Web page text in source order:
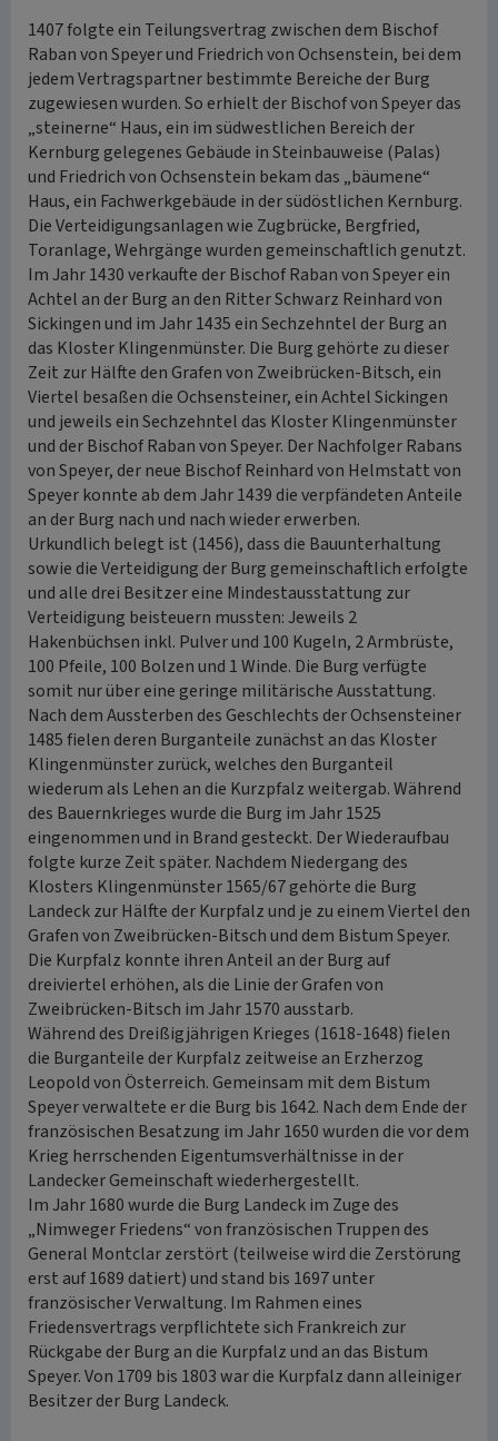
1407 folgte ein Teilungsvertrag zwischen dem Bischof
Raban von Speyer und Friedrich von Ochsenstein, bei dem
jedem Vertragspartner bestimmte Bereiche der Burg
zugewiesen wurden. So erhielt der Bischof von Speyer das
„steinerne“ Haus, ein im südwestlichen Bereich der
Kernburg gelegenes Gebäude in Steinbauweise (Palas)
und Friedrich von Ochsenstein bekam das „bäumene“
Haus, ein Fachwerkgebäude in der südöstlichen Kernburg.
Die Verteidigungsanlagen wie Zugbrücke, Bergfried,
Toranlage, Wehrgänge wurden gemeinschaftlich genutzt.
Im Jahr 1430 verkaufte der Bischof Raban von Speyer ein
Achtel an der Burg an den Ritter Schwarz Reinhard von
Sickingen und im Jahr 1435 ein Sechzehntel der Burg an
das Kloster Klingenmünster. Die Burg gehörte zu dieser
Zeit zur Hälfte den Grafen von Zweibrücken-Bitsch, ein
Viertel besaßen die Ochsensteiner, ein Achtel Sickingen
und jeweils ein Sechzehntel das Kloster Klingenmünster
und der Bischof Raban von Speyer. Der Nachfolger Rabans
von Speyer, der neue Bischof Reinhard von Helmstatt von
Speyer konnte ab dem Jahr 1439 die verpfändeten Anteile
an der Burg nach und nach wieder erwerben.
Urkundlich belegt ist (1456), dass die Bauunterhaltung
sowie die Verteidigung der Burg gemeinschaftlich erfolgte
und alle drei Besitzer eine Mindestausstattung zur
Verteidigung beisteuern mussten: Jeweils 2
Hakenbüchsen inkl. Pulver und 100 Kugeln, 2 Armbrüste,
100 Pfeile, 100 Bolzen und 1 Winde. Die Burg verfügte
somit nur über eine geringe militärische Ausstattung.
Nach dem Aussterben des Geschlechts der Ochsensteiner
1485 fielen deren Burganteile zunächst an das Kloster
Klingenmünster zurück, welches den Burganteil
wiederum als Lehen an die Kurzpfalz weitergab. Während
des Bauernkrieges wurde die Burg im Jahr 1525
eingenommen und in Brand gesteckt. Der Wiederaufbau
folgte kurze Zeit später. Nachdem Niedergang des
Klosters Klingenmünster 1565/67 gehörte die Burg
Landeck zur Hälfte der Kurpfalz und je zu einem Viertel den
Grafen von Zweibrücken-Bitsch und dem Bistum Speyer.
Die Kurpfalz konnte ihren Anteil an der Burg auf
dreiviertel erhöhen, als die Linie der Grafen von
Zweibrücken-Bitsch im Jahr 1570 ausstarb.
Während des Dreißigjährigen Krieges (1618-1648) fielen
die Burganteile der Kurpfalz zeitweise an Erzherzog
Leopold von Österreich. Gemeinsam mit dem Bistum
Speyer verwaltete er die Burg bis 1642. Nach dem Ende der
französischen Besatzung im Jahr 1650 wurden die vor dem
Krieg herrschenden Eigentumsverhältnisse in der
Landecker Gemeinschaft wiederhergestellt.
Im Jahr 1680 wurde die Burg Landeck im Zuge des
„Nimweger Friedens“ von französischen Truppen des
General Montclar zerstört (teilweise wird die Zerstörung
erst auf 1689 datiert) und stand bis 1697 unter
französischer Verwaltung. Im Rahmen eines
Friedensvertrags verpflichtete sich Frankreich zur
Rückgabe der Burg an die Kurpfalz und an das Bistum
Speyer. Von 1709 bis 1803 war die Kurpfalz dann alleiniger
Besitzer der Burg Landeck.